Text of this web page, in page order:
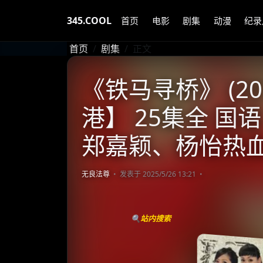
345.COOL 首页 电影 剧集 动漫 纪
首页 剧集 正文
《铁马寻桥》
港】 25集全 国
郑嘉颖、杨怡热
无良法尊 发表于 2025/5/26 13:21
🔍站内搜索